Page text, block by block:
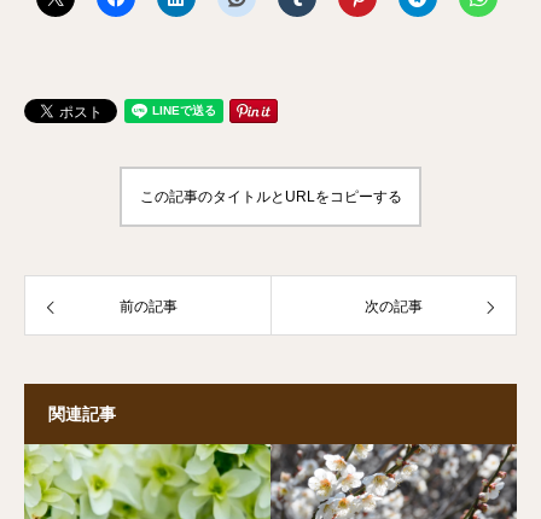
この記事のタイトルとURLをコピーする
前の記事 次の記事
関連記事